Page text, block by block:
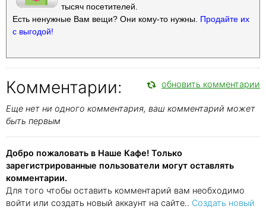
тысяч посетителей.
Есть ненужные Вам вещи? Они кому-то нужны. Продайте их
с выгодой!
Комментарии: обновить комментарии
Еще нет ни одного комментария, ваш комментарий может
быть первым
Добро пожаловать в Наше Кафе! Только
зарегистрированные пользователи могут оставлять
комментарии.
Для того чтобы оставить комментарий вам необходимо
войти или создать новый аккаунт на сайте.. Создать новый